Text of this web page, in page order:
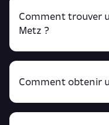
Comment trouver
Metz ?
Retrouve
Comment obtenir